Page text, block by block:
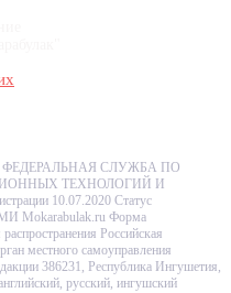
ФЕДЕРАЛЬНАЯ СЛУЖБА ПО
ТЕХНОЛОГИЙ И
10.07.2020 Статус
Mokarabulak.ru Форма
Российская
местного самоуправления
386231, Республика Ингушетия,
русский, ингушский